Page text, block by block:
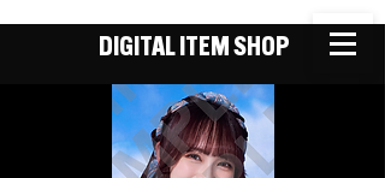
DIGITAL ITEM SHOP